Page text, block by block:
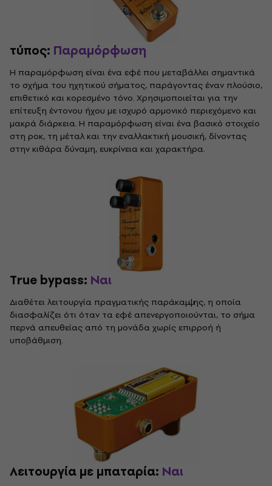
τύπος: Παραμόρφωση
Η παραμόρφωση είναι ένα εφέ που μεταβάλλει σημαντικά
το σχήμα του ηχητικού σήματος, παράγοντας έναν πλούσιο,
επιθετικό και κορεσμένο τόνο. Χρησιμοποιείται για την
επίτευξη έντονου ήχου με ισχυρό αρμονικό περιεχόμενο και
μακρά διάρκεια. Η παραμόρφωση είναι ένα βασικό στοιχείο
στη ροκ, τη μέταλ και την εναλλακτική μουσική, δίνοντας
στην κιθάρα δύναμη, ευκρίνεια και χαρακτήρα.
True bypass: Ναι
Διαθέτει λειτουργία πραγματικής παράκαμψης, η οποία
διασφαλίζει ότι όταν τα εφέ απενεργοποιούνται, το σήμα
περνά απευθείας από τη μονάδα χωρίς επιρροή ή
υποβάθμιση.
Λειτουργία με μπαταρία: Ναι